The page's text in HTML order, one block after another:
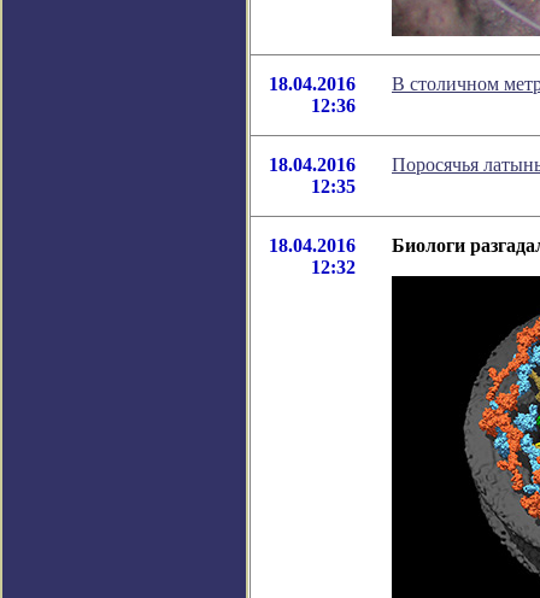
18.04.2016
12:36
В столичном
18.04.2016
12:35
Поросячья
18.04.2016
12:32
Биологи